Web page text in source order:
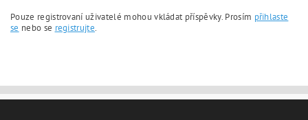
Pouze registrovaní uživatelé mohou vkládat příspěvky. Prosím přihlaste
se nebo se registrujte.